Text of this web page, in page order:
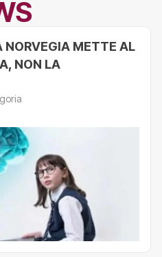
NORVEGIA METTE AL
NON LA